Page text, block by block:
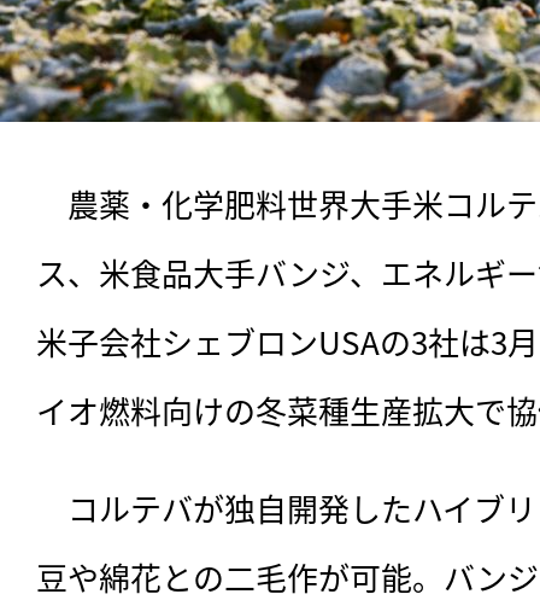
農薬・化学肥料世界大手米コル
ス、米食品大手バンジ、エネルギ
米子会社シェブロンUSAの3社は3
イオ燃料向けの冬菜種生産拡大で
コルテバが独自開発したハイブ
豆や綿花との二毛作が可能。バン